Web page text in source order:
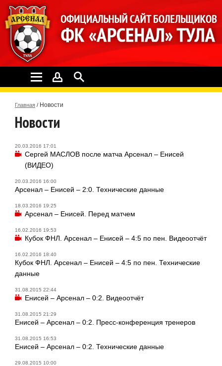
Главная / Новости
Новости
20.03.2016 17:01
Сергей МАСЛОВ после матча Арсенал – Енисей
(ВИДЕО)
20.03.2016 16:00
Арсенал – Енисей – 2:0. Технические данные
18.03.2016 19:25
Арсенал – Енисей. Перед матчем
16.02.2016 19:53
Кубок ФНЛ. Арсенал – Енисей – 4:5 по пен. Видеоотчёт
16.02.2016 18:40
Кубок ФНЛ. Арсенал – Енисей – 4:5 по пен. Технические
данные
31.08.2015 22:44
Енисей – Арсенал – 0:2. Видеоотчёт
31.08.2015 21:29
Енисей – Арсенал – 0:2. Пресс-конференция тренеров
31.08.2015 16:53
Енисей – Арсенал – 0:2. Технические данные
29.08.2015 10:00